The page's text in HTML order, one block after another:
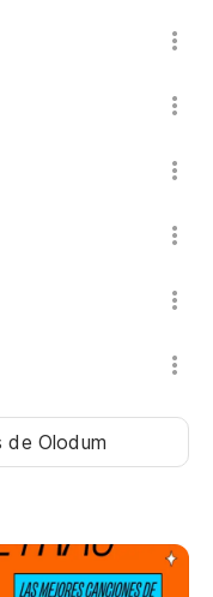
de Olodum